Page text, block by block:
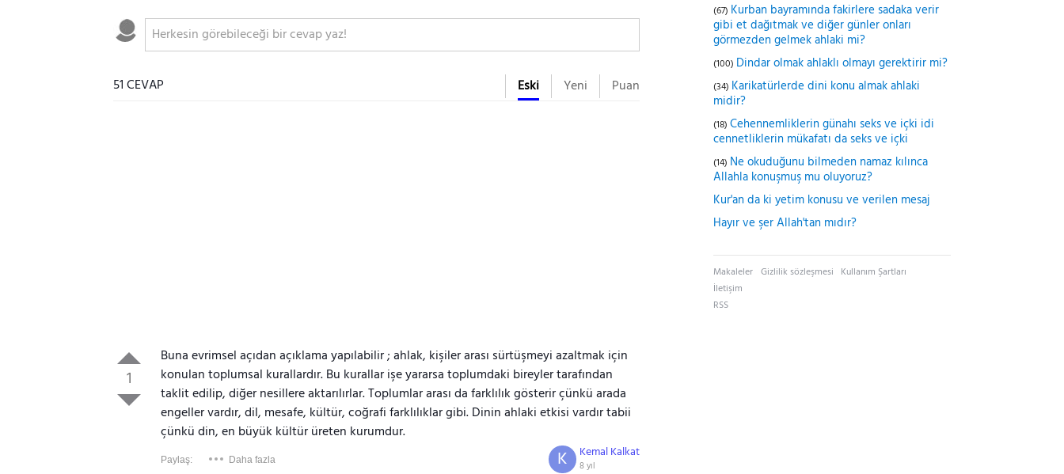
51 CEVAP Eski Yeni Puan
1
Buna evrimsel açıdan açıklama yapılabilir ; ahlak, kişiler arası sürtüşmeyi azaltmak için
konulan toplumsal kurallardır. Bu kurallar işe yararsa toplumdaki bireyler tarafından
taklit edilip, diğer nesillere aktarılırlar. Toplumlar arası da farklılık gösterir çünkü arada
engeller vardır, dil, mesafe, kültür, coğrafi farklılıklar gibi. Dinin ahlaki etkisi vardır tabii
çünkü din, en büyük kültür üreten kurumdur.
Paylaş: Daha fazla Kemal Kalkat
8 yıl
K
(67) Kurban bayramında fakirlere sadaka verir
gibi et dağıtmak ve diğer günler onları
görmezden gelmek ahlaki mi?
(100) Dindar olmak ahlaklı olmayı gerektirir mi?
(34) Karikatürlerde dini konu almak ahlaki
midir?
(18) Cehennemliklerin günahı seks ve içki idi
cennetliklerin mükafatı da seks ve içki
(14) Ne okuduğunu bilmeden namaz kılınca
Allahla konuşmuş mu oluyoruz?
Kur'an da ki yetim konusu ve verilen mesaj
Hayır ve şer Allah'tan mıdır?
Makaleler Gizlilik sözleşmesi Kullanım Şartları
İletişim
RSS